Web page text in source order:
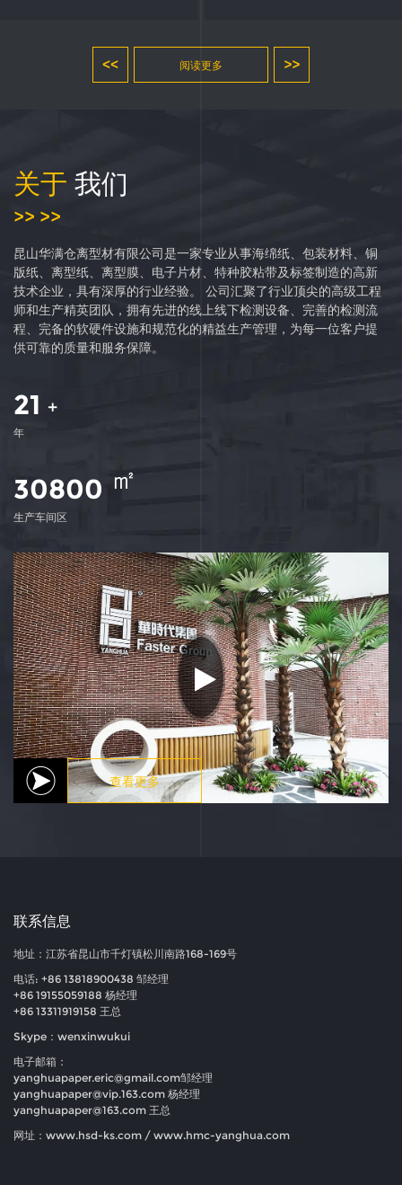
<< 阅读更多 >>
关于 我们
>> >>
昆山华满仓离型材有限公司是一家专业从事海绵纸、包装材料、铜
版纸、离型纸、离型膜、电子片材、特种胶粘带及标签制造的高新
技术企业，具有深厚的行业经验。 公司汇聚了行业顶尖的高级工程
师和生产精英团队，拥有先进的线上线下检测设备、完善的检测流
程、完备的软硬件设施和规范化的精益生产管理，为每一位客户提
供可靠的质量和服务保障。
21 +
年
35000 ㎡
生产车间区
查看更多
联系信息
地址：江苏省昆山市千灯镇松川南路168-169号
电话: +86 13818900438 邹经理
+86 19155059188 杨经理
+86 13311919158 王总
Skype：wenxinwukui
电子邮箱：
yanghuapaper.eric@gmail.com邹经理
yanghuapaper@vip.163.com 杨经理
yanghuapaper@163.com 王总
网址：www.hsd-ks.com / www.hmc-yanghua.com